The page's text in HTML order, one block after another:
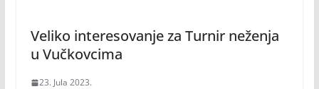
Veliko interesovanje za Turnir neženja
u Vučkovcima
23. Jula 2023.